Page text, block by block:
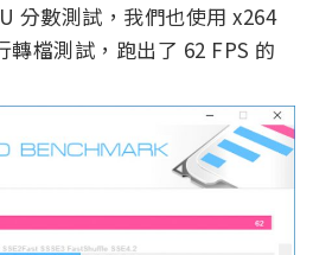
分數測試，我們也使用 x264
檔測試，跑出了 62 FPS 的